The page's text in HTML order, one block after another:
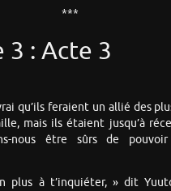
***
: Acte 3
qu’ils feraient un allié des
mais ils étaient jusqu’à
nous être sûrs de
plus à t’inquiéter, » dit